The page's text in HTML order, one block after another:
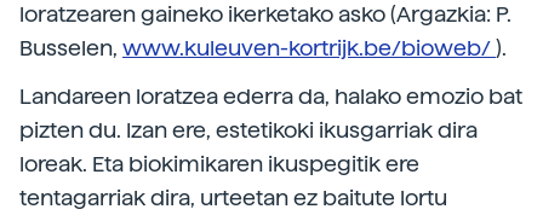
loratzearen gaineko ikerketako asko (Argazkia: P.
Busselen, www.kuleuven-kortrijk.be/bioweb/).
Landareen loratzea ederra da, halako emozio bat
pizten du. Izan ere, estetikoki ikusgarriak dira
loreak. Eta biokimikaren ikuspegitik ere
tentagarriak dira, urteetan ez baitute lortu